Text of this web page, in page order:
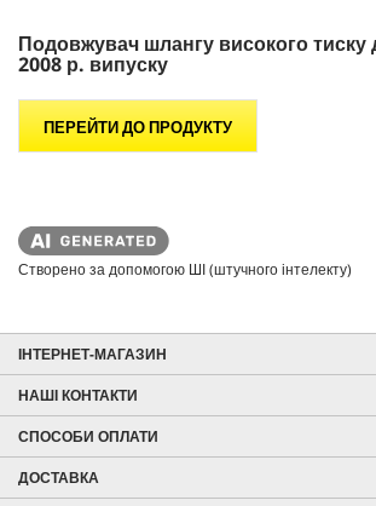
Подовжувач шлангу високого тиску
2008 р. випуску
ПЕРЕЙТИ ДО ПРОДУКТУ
Створено за допомогою ШІ (штучного інтелекту)
ІНТЕРНЕТ-МАГАЗИН
НАШІ КОНТАКТИ
СПОСОБИ ОПЛАТИ
ДОСТАВКА